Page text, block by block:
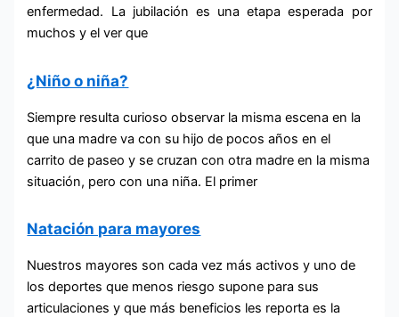
enfermedad. La jubilación es una etapa esperada por
muchos y el ver que
¿Niño o niña?
Siempre resulta curioso observar la misma escena en la
que una madre va con su hijo de pocos años en el
carrito de paseo y se cruzan con otra madre en la misma
situación, pero con una niña. El primer
Natación para mayores
Nuestros mayores son cada vez más activos y uno de
los deportes que menos riesgo supone para sus
articulaciones y que más beneficios les reporta es la